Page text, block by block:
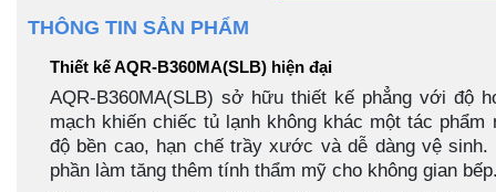
THÔNG TIN SẢN PHẨM
Thiết kế AQR-B360MA(SLB) hiện đại
AQR-B360MA(SLB) sở hữu thiết kế phẳng với độ
mạch khiến chiếc tủ lạnh không khác một tác
độ bền cao, hạn chế trầy xước và dễ dàng vệ
phần làm tăng thêm tính thẩm mỹ cho không gian